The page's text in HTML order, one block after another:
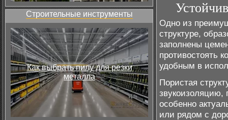
Строительные инструменты
Как выбрать пилу для резки
металла
Одно из
структуре,
заполнены
противостоять
удобным в
Пористая
звукоизоляцию,
особенно
или рядом с